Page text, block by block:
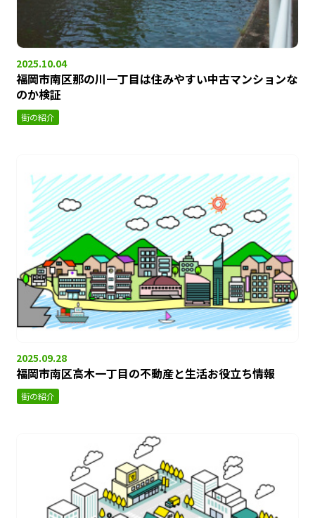
2025.10.04
福岡市南区那の川一丁目は住みやすい中古マンションな
のか検証
街の紹介
2025.09.28
福岡市南区高木一丁目の不動産と生活お役立ち情報
街の紹介